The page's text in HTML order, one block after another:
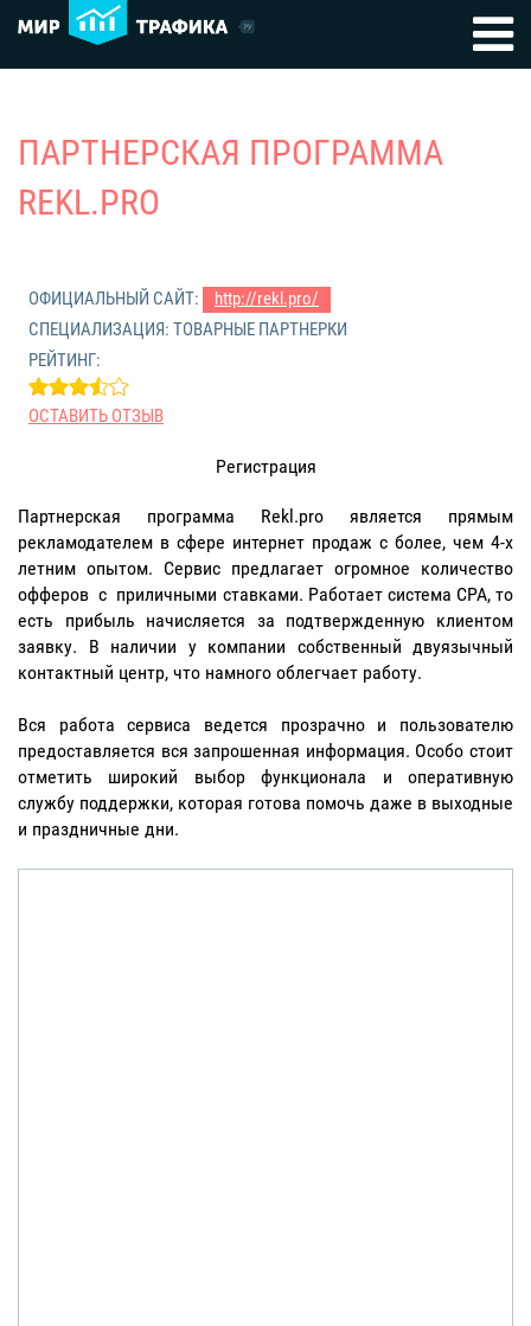
ПАРТНЕРСКАЯ ПРОГРАММА
REKL.PRO
ОФИЦИАЛЬНЫЙ САЙТ:
http://rekl.pro/
СПЕЦИАЛИЗАЦИЯ: ТОВАРНЫЕ ПАРТНЕРКИ
РЕЙТИНГ:
ОСТАВИТЬ ОТЗЫВ
Регистрация
Партнерская программа Rekl.pro является прямым
рекламодателем в сфере интернет продаж с более, чем 4-х
летним опытом. Сервис предлагает огромное количество
офферов с приличными ставками. Работает система CPA, то
есть прибыль начисляется за подтвержденную клиентом
заявку. В наличии у компании собственный двуязычный
контактный центр, что намного облегчает работу.
Вся работа сервиса ведется прозрачно и пользователю
предоставляется вся запрошенная информация. Особо стоит
отметить широкий выбор функционала и оперативную
службу поддержки, которая готова помочь даже в выходные
и праздничные дни.